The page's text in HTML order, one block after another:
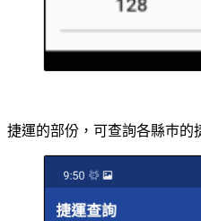
捷運的部份，可查詢各縣巿的